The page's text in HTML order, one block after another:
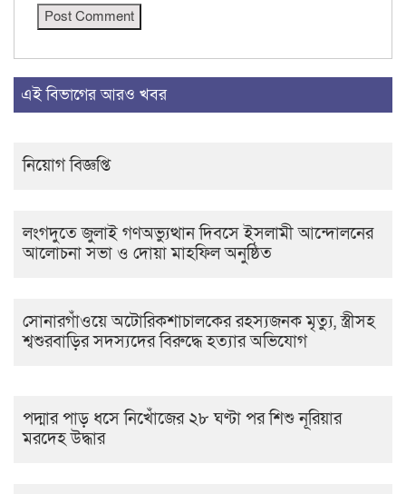
এই বিভাগের আরও খবর
নিয়োগ বিজ্ঞপ্তি
লংগদুতে জুলাই গণঅভ্যুত্থান দিবসে ইসলামী আন্দোলনের
আলোচনা সভা ও দোয়া মাহফিল অনুষ্ঠিত
সোনারগাঁওয়ে অটোরিকশাচালকের রহস্যজনক মৃত্যু, স্ত্রীসহ
শ্বশুরবাড়ির সদস্যদের বিরুদ্ধে হত্যার অভিযোগ
পদ্মার পাড় ধসে নিখোঁজের ২৮ ঘণ্টা পর শিশু নূরিয়ার
মরদেহ উদ্ধার